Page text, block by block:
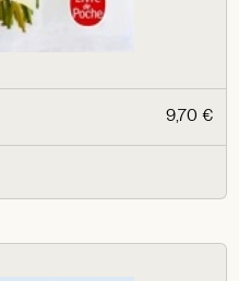
9,70 €